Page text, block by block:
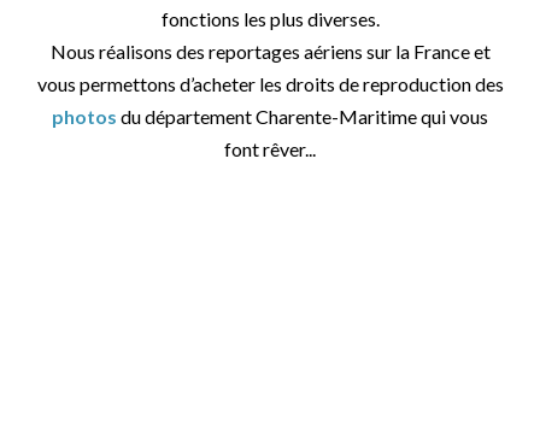
fonctions les plus diverses.
Nous réalisons des reportages aériens sur la France et
vous permettons d’acheter les droits de reproduction des
photos du département Charente-Maritime qui vous
font rêver...